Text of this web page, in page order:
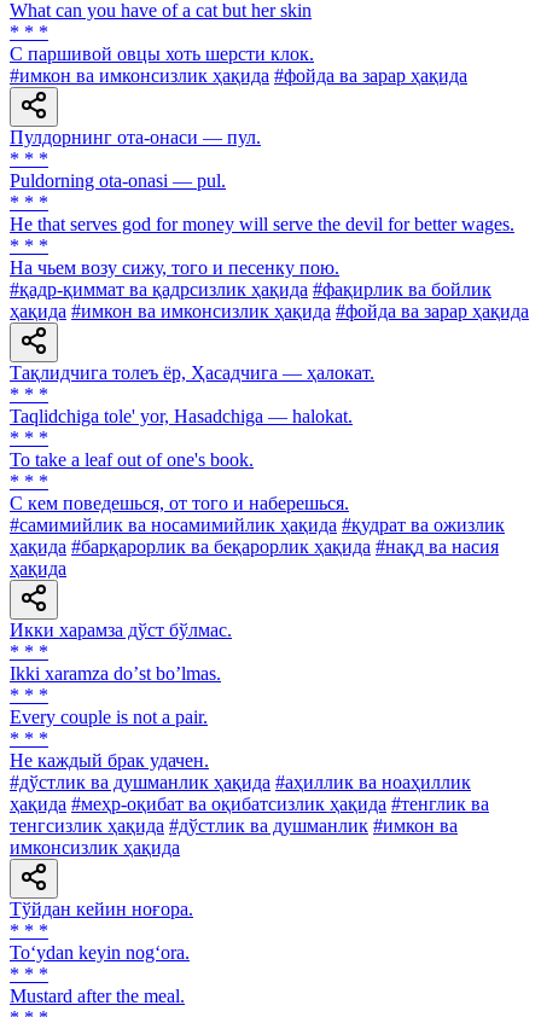
What can you have of a cat but her skin
* * *
С паршивой овцы хоть шерсти клок.
#имкон ва имконсизлик ҳақида #фойда ва зарар ҳақида
Пулдорнинг ота-онаси — пул.
* * *
Puldorning ota-onasi — pul.
* * *
He that serves god for money will serve the devil for better wages.
* * *
На чьем возу сижу, того и песенку пою.
#қадр-қиммат ва қадрсизлик ҳақида #фақирлик ва бойлик
ҳақида #имкон ва имконсизлик ҳақида #фойда ва зарар ҳақида
Тақлидчига толеъ ёр, Ҳасадчига — ҳалокат.
* * *
Taqlidchiga tole' yor, Hasadchiga — halokat.
* * *
To take a leaf out of one's book.
* * *
С кем поведешься, от того и наберешься.
#самимийлик ва носамимийлик ҳақида #қудрат ва ожизлик
ҳақида #барқарорлик ва беқарорлик ҳақида #нақд ва насия
ҳақида
Икки харамза дўст бўлмас.
* * *
Ikki xaramza doʼst boʼlmas.
* * *
Every couple is not a pair.
* * *
He каждый брак удачен.
#дўстлик ва душманлик ҳақида #аҳиллик ва ноаҳиллик
ҳақида #меҳр-оқибат ва оқибатсизлик ҳақида #тенглик ва
тенгсизлик ҳақида #дўстлик ва душманлик #имкон ва
имконсизлик ҳақида
Тўйдан кейин ноғора.
* * *
To‘ydan keyin nog‘ora.
* * *
Mustard after the meal.